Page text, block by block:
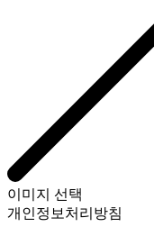
이미지 선택
개인정보처리방침